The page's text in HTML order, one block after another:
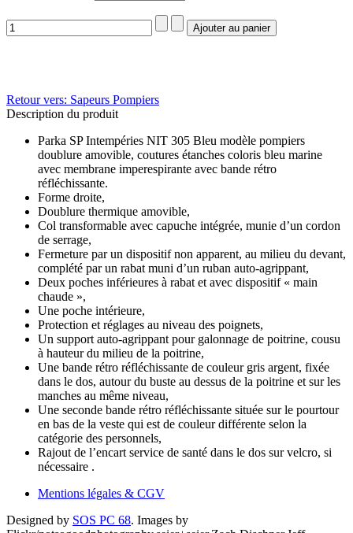
Retour vers: Sapeurs Pompiers
Description du produit
Parka SP Intempéries NIT 305 Bleu modèle pompiers
doublure amovible, coutures étanches coloris bleu marine
avec membrane imperespirante avec bande rétro
réfléchissante.
Forme droite,
Doublure thermique amovible,
Col transformable avec capuche intégrée, munie d’un cordon
de serrage,
Fermeture par un dispositif non apparent, au milieu du devant,
complété par un rabat muni d’un ruban auto-agrippant,
Deux poches inférieures à rabat et avec dispositif « main
chaude »,
Une poche intérieure,
Protection et réglages au niveau des poignets,
Un support auto-agrippant pour galonnage de poitrine, cousu
à hauteur du milieu de la poitrine,
Une bande rétro réfléchissante de couleur gris argent, fixée
dans le dos, autour du buste au dessus de la poitrine et sur les
manches au même niveau,
Une seconde bande rétro réfléchissante située sur le pourtour
en bas de la veste qui est de couleur différente selon la
catégorie des personnels,
Rajout de l’encart service de santé dans le dos sur velcro, si
nécessaire .
Mentions légales & CGV
Designed by SOS PC 68. Images by